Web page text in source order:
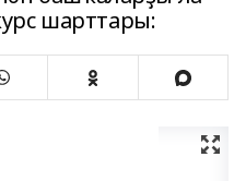
шарттары: